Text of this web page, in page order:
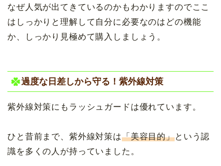
なぜ人気が出てきているのかもわかりますのでここ
はしっかりと理解して自分に必要なのはどの機能
か、しっかり見極めて購入しましょう。
過度な日差しから守る！紫外線対策
紫外線対策にもラッシュガードは優れています。
ひと昔前まで、紫外線対策は「美容目的」という認
識を多くの人が持っていました。